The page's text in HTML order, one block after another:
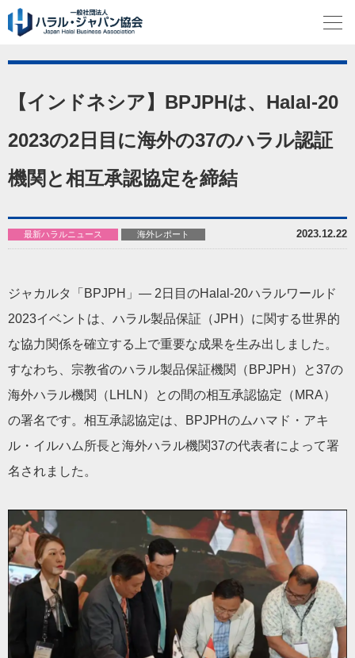
【インドネシア】BPJPHは、Halal-20
2023の2日目に海外の37のハラル認証
機関と相互承認協定を締結
2023.12.22
最新ハラルニュース 海外レポート
ジャカルタ「BPJPH」— 2日目のHalal-20ハラルワールド
2023イベントは、ハラル製品保証（JPH）に関する世界的
な協力関係を確立する上で重要な成果を生み出しました。
すなわち、宗教省のハラル製品保証機関（BPJPH）と37の
海外ハラル機関（LHLN）との間の相互承認協定（MRA）
の署名です。相互承認協定は、BPJPHのムハマド・アキ
ル・イルハム所長と海外ハラル機関37の代表者によって署
名されました。